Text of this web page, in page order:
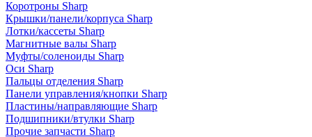
Коротроны Sharp
Крышки/панели/корпуса Sharp
Лотки/кассеты Sharp
Магнитные валы Sharp
Муфты/соленоиды Sharp
Оси Sharp
Пальцы отделения Sharp
Панели управления/кнопки Sharp
Пластины/направляющие Sharp
Подшипники/втулки Sharp
Прочие запчасти Sharp